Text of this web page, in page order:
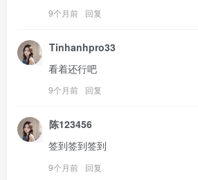
9个月前 回复
Tinhanhpro33
看着还行吧
9个月前 回复
陈123456
签到签到签到
9个月前 回复